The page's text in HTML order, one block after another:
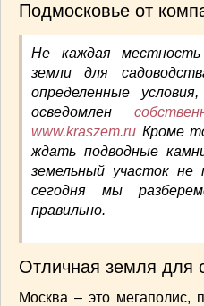
Мясные(33)
Овощные(52)
Рыбные (18)
СОУСЫ(6)
ПЕЧЕМ ВМЕСТЕ(257)
Блинчики
Печенье(22)
Пироги(139)
Пирожные(13)
Торты(54)
Торты без выпечки(7)
НАПИТКИ(26)
Подмосковье от
Не каждая
земли для
определенные
осведомлен
www.kraszem.ru Кроме
ждать подводные
земельный участок
сегодня мы
правильно.
Отличная земля для
Москва – это мегаполис,